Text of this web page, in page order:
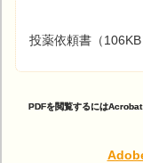
投薬依頼書（106KB
PDFを閲覧するには